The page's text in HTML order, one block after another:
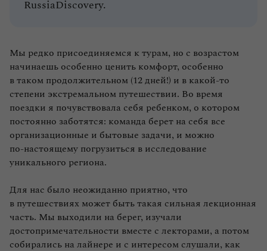
RussiaDiscovery.
Мы редко присоединяемся к турам, но с возрастом
начинаешь особенно ценить комфорт, особенно
в таком продолжительном (12 дней!) и в какой‑то
степени экстремальном путешествии. Во время
поездки я почувствовала себя ребенком, о котором
постоянно заботятся: команда берет на себя все
организационные и бытовые задачи, и можно
по‑настоящему погрузиться в исследование
уникального региона.
Для нас было неожиданно приятно, что
в путешествиях может быть такая сильная лекционная
часть. Мы выходили на берег, изучали
достопримечательности вместе с лекторами, а потом
собирались на лайнере и с интересом слушали, как